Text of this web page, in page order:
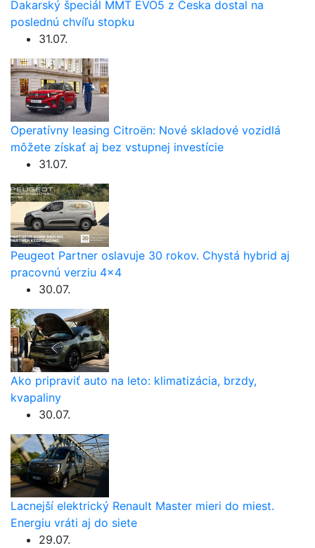
Dakarský špeciál MMT EVO5 z Česka dostal na
poslednú chvíľu stopku
31.07.
Operatívny leasing Citroën: Nové skladové vozidlá
môžete získať aj bez vstupnej investície
31.07.
Peugeot Partner oslavuje 30 rokov. Chystá hybrid aj
pracovnú verziu 4×4
30.07.
Ako pripraviť auto na leto: klimatizácia, brzdy,
kvapaliny
30.07.
Lacnejší elektrický Renault Master mieri do miest.
Energiu vráti aj do siete
29.07.